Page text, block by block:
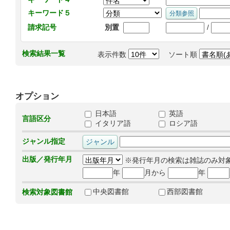
キーワード５
請求記号
別置 /
検索結果一覧 表示件数 ソート順
オプション
言語区分
日本語
英語
イタリア語
ロシア語
ジャンル指定
出版／発行年月
※発行年月の検索は雑誌のみ対
年
月から 年
検索対象図書館 中央図書館 西部図書館